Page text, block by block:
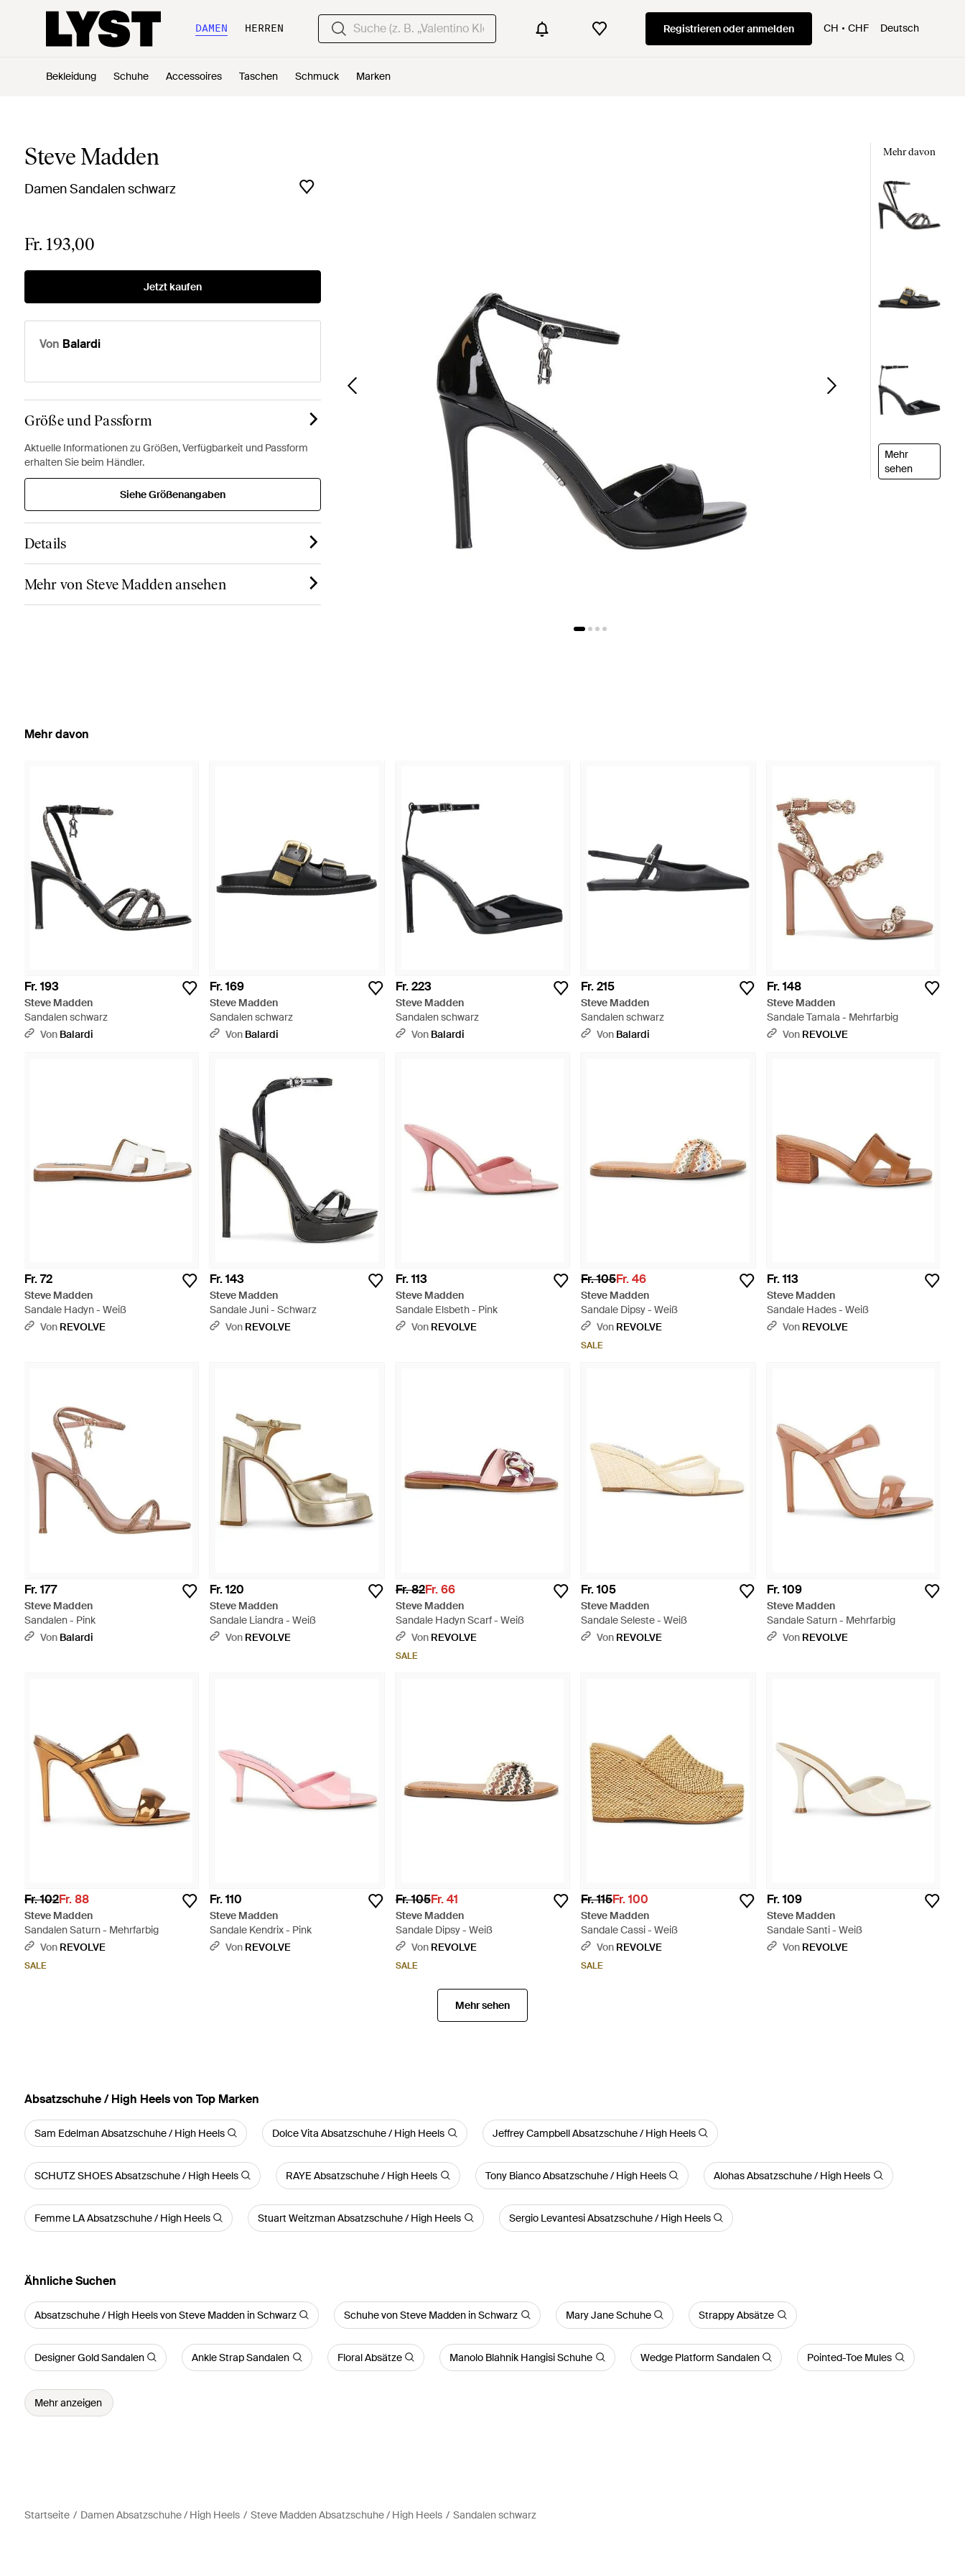
DAMEN HERREN Registrieren oder anmelden CH CHF Deutsch
Bekleidung Schuhe Accessoires Taschen Schmuck Marken
Steve Madden
Damen Sandalen schwarz
Fr. 193,00
Jetzt kaufen
Von Balardi
Größe und Passform
Aktuelle Informationen zu Größen, Verfügbarkeit und Passform
erhalten Sie beim Händler.
Siehe Größenangaben
Details
Mehr von Steve Madden ansehen
Mehr davon
Mehr
sehen
Mehr davon
Fr. 193
Steve Madden
Sandalen schwarz
Von Balardi
Fr. 169
Steve Madden
Sandalen schwarz
Von Balardi
Fr. 223
Steve Madden
Sandalen schwarz
Von Balardi
Fr. 215
Steve Madden
Sandalen schwarz
Von Balardi
Fr. 148
Steve Madden
Sandale Tamala - Mehrfarbig
Von REVOLVE
Fr. 72
Steve Madden
Sandale Hadyn - Weiß
Von REVOLVE
Fr. 143
Steve Madden
Sandale Juni - Schwarz
Von REVOLVE
Fr. 113
Steve Madden
Sandale Elsbeth - Pink
Von REVOLVE
Fr. 105Fr. 46
Steve Madden
Sandale Dipsy - Weiß
Von REVOLVE
SALE
Fr. 113
Steve Madden
Sandale Hades - Weiß
Von REVOLVE
Fr. 177
Steve Madden
Sandalen - Pink
Von Balardi
Fr. 120
Steve Madden
Sandale Liandra - Weiß
Von REVOLVE
Fr. 82Fr. 66
Steve Madden
Sandale Hadyn Scarf - Weiß
Von REVOLVE
SALE
Fr. 105
Steve Madden
Sandale Seleste - Weiß
Von REVOLVE
Fr. 109
Steve Madden
Sandale Saturn - Mehrfarbig
Von REVOLVE
Fr. 102Fr. 88
Steve Madden
Sandalen Saturn - Mehrfarbig
Von REVOLVE
SALE
Fr. 110
Steve Madden
Sandale Kendrix - Pink
Von REVOLVE
Fr. 105Fr. 41
Steve Madden
Sandale Dipsy - Weiß
Von REVOLVE
SALE
Fr. 115Fr. 100
Steve Madden
Sandale Cassi - Weiß
Von REVOLVE
SALE
Fr. 109
Steve Madden
Sandale Santi - Weiß
Von REVOLVE
Mehr sehen
Absatzschuhe / High Heels von Top Marken
Sam Edelman Absatzschuhe / High Heels Dolce Vita Absatzschuhe / High Heels Jeffrey Campbell Absatzschuhe / High Heels
SCHUTZ SHOES Absatzschuhe / High Heels RAYE Absatzschuhe / High Heels Tony Bianco Absatzschuhe / High Heels Alohas Absatzschuhe / High Heels
Femme LA Absatzschuhe / High Heels Stuart Weitzman Absatzschuhe / High Heels Sergio Levantesi Absatzschuhe / High Heels
Ähnliche Suchen
Absatzschuhe / High Heels von Steve Madden in Schwarz Schuhe von Steve Madden in Schwarz Mary Jane Schuhe Strappy Absätze
Designer Gold Sandalen Ankle Strap Sandalen Floral Absätze Manolo Blahnik Hangisi Schuhe Wedge Platform Sandalen Pointed-Toe Mules
Mehr anzeigen
Startseite Damen Absatzschuhe / High Heels Steve Madden Absatzschuhe / High Heels Sandalen schwarz